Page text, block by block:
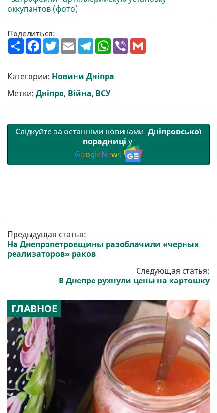
оккупантов (фото)
Поделиться:
П
о
р
и
и
F
a
b
o
k
T
w
t
e
E
m
l
T
e
g
r
a
m
W
h
s
A
V
Категории: Новини Дніпра
Метки: Дніпро, Війна, ВСУ
Слідкуйте за останніми новинами Дніпровської
порадниці у
GoogleNews
Предыдущая статья:
На Днепропетровщины разоблачили «черных
реализаторов» раков
Следующая статья:
В Днепре рухнули цены на картошку
ГЛАВНОЕ